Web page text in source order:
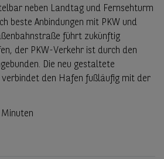
neben Landtag und Fernsehturm
beste Anbindungen mit PKW und
führt zukünftig
der PKW-Verkehr ist durch den
Die neu gestaltete
verbindet den Hafen fußläufig mit der
Minuten